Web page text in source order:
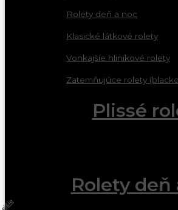
Rolety deň a noc
Klasické látkové rolety
Vonkajšie hliníkové rolety
Zatemňujúce rolety
Plissé
Rolety deň